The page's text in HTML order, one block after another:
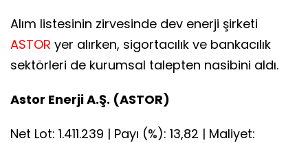
Alım listesinin zirvesinde dev enerji şirketi
ASTOR yer alırken, sigortacılık ve bankacılık
sektörleri de kurumsal talepten nasibini aldı.
Astor Enerji A.Ş. (ASTOR)
Net Lot: 1.411.239 | Payı (%): 13,82 | Maliyet: